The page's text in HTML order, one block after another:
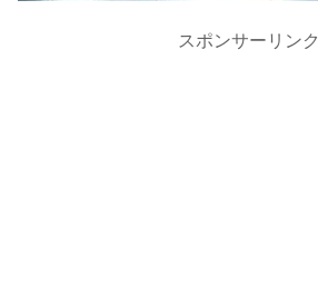
スポンサーリンク